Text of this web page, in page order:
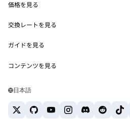
MetaMask Connect
Snaps
Web3サービス
セキュリティ
サポート
キャリア
お問い合わせ
価格を見る
イーサリアムの価格
Solanaの価格
Tetherの価格
交換レートを見る
ETH→USD
USDT→INR
BTC→INR
ETH→USDT
ガイドを見る
ETHの購入
USDTの購入
コンテンツを見る
Solanaウォレット
日本語